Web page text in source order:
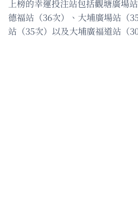
上榜的幸運投注站包括觀塘廣場
德福站（36次）、大埔廣場站（
站（35次）以及大埔廣福道站（